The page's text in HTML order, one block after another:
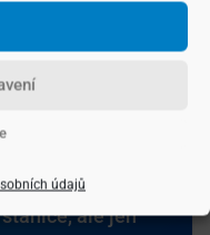
údajů
Důležité je jednat
na odborníky. Pokud
může mít podobný
ale jen